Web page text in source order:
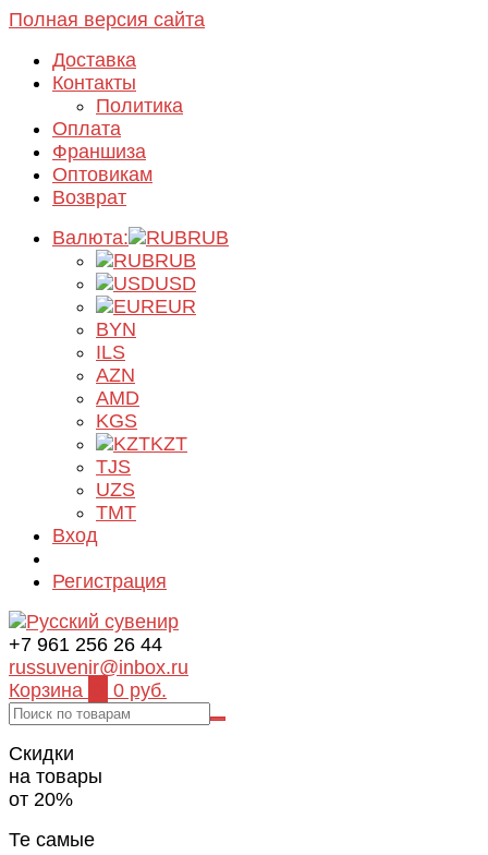
Полная версия сайта
Доставка
Контакты
Политика
Оплата
Франшиза
Оптовикам
Возврат
Валюта:
RUB
RUB
USD
EUR
BYN
ILS
AZN
AMD
KGS
KZT
TJS
UZS
TMT
Вход
Регистрация
+7 961 256 26 44
russuvenir@inbox.ru
Корзина
0 руб.
Скидки
на товары
от 20%
Те самые